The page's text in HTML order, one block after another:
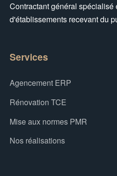
Contractant général spécialisé
d'établissements recevant du
Services
Agencement ERP
Rénovation TCE
Mise aux normes PMR
Nos réalisations